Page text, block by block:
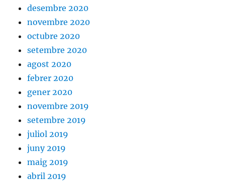
desembre 2020
novembre 2020
octubre 2020
setembre 2020
agost 2020
febrer 2020
gener 2020
novembre 2019
setembre 2019
juliol 2019
juny 2019
maig 2019
abril 2019